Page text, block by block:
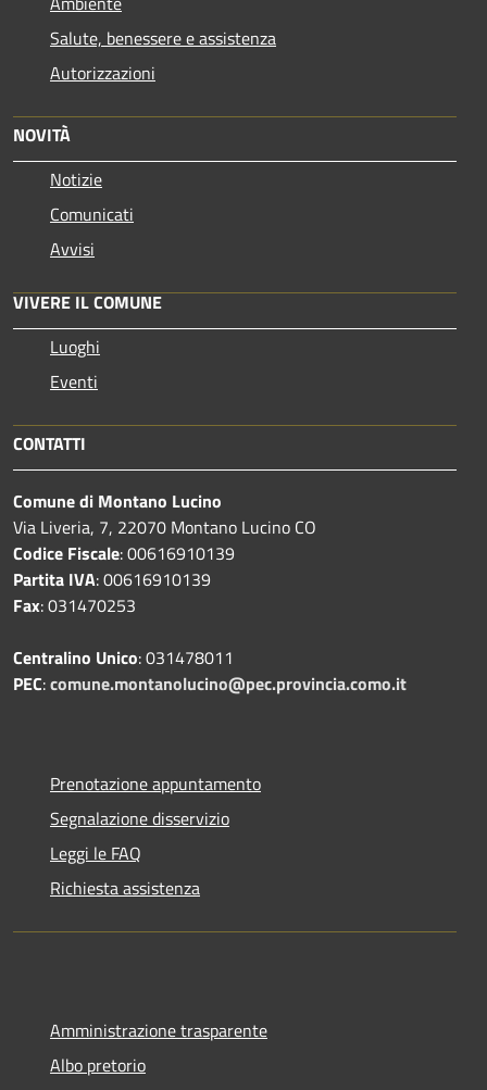
Salute, benessere e assistenza
Autorizzazioni
NOVITÀ
Notizie
Comunicati
Avvisi
VIVERE IL COMUNE
Luoghi
Eventi
CONTATTI
Comune di Montano Lucino
Via Liveria, 7, 22070 Montano Lucino CO
Codice Fiscale: 00616910139
Partita IVA: 00616910139
Fax: 031470253
Centralino Unico: 031478011
PEC:comune.montanolucino@pec.provincia.como.it
Prenotazione appuntamento
Segnalazione disservizio
Leggi le FAQ
Richiesta assistenza
Amministrazione trasparente
Albo pretorio